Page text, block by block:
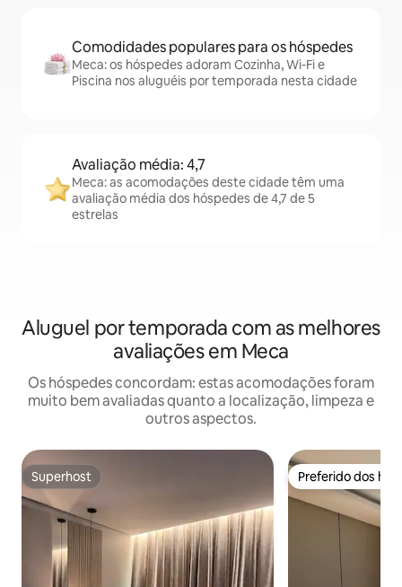
Comodidades populares para os hóspedes
Meca: os hóspedes adoram Cozinha, Wi-Fi e
Piscina nos aluguéis por temporada nesta cidade
Avaliação média: 4,7
Meca: as acomodações deste cidade têm uma
avaliação média dos hóspedes de 4,7 de 5
estrelas
Aluguel por temporada com as melhores
avaliações em Meca
Os hóspedes concordam: estas acomodações foram
muito bem avaliadas quanto a localização, limpeza e
outros aspectos.
Superhost
Superhost Preferido dos
Preferido dos